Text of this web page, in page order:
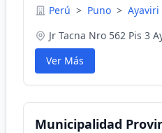
Perú > Puno > Ayaviri
Jr Tacna Nro 562 Pis 3
Ver Más
Municipalidad